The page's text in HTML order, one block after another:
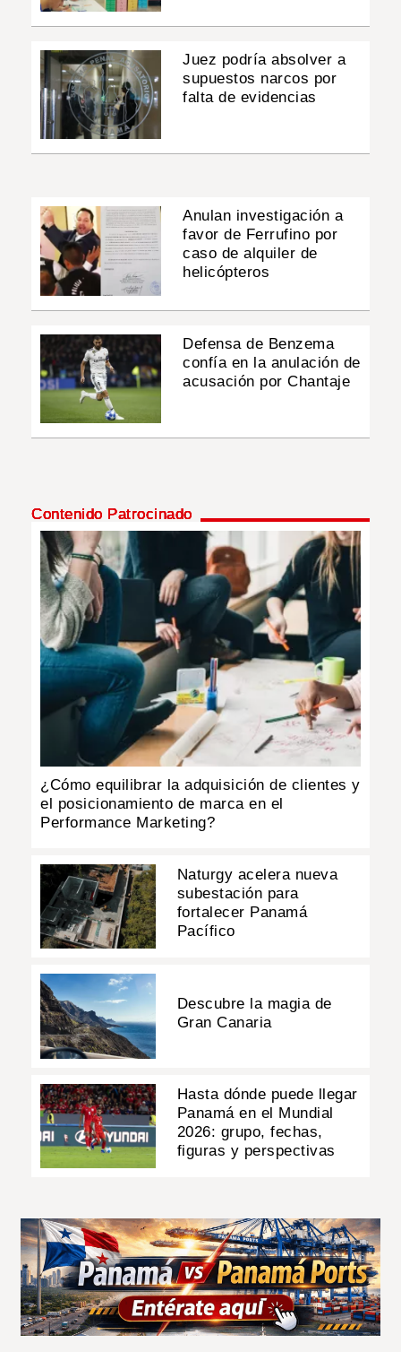
Juez podría absolver a
supuestos narcos por
falta de evidencias
Anulan investigación a
favor de Ferrufino por
caso de alquiler de
helicópteros
Defensa de Benzema
confía en la anulación de
acusación por Chantaje
Contenido Patrocinado
¿Cómo equilibrar la adquisición de clientes y
el posicionamiento de marca en el
Performance Marketing?
Naturgy acelera nueva
subestación para
fortalecer Panamá
Pacífico
Descubre la magia de
Gran Canaria
Hasta dónde puede llegar
Panamá en el Mundial
2026: grupo, fechas,
figuras y perspectivas